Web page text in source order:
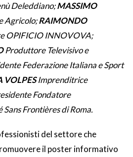
Deleddiano;MASSIMO
Agricolo;RAIMONDO
OPIFICIO INNOVOVA;
Produttore Televisivo e
Federazione Italiana e Sport
VOLPESImprenditrice
Fondatore
Sans Frontières di Roma.
del settore che
il poster informativo